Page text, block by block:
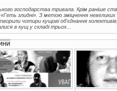
господарства тривала. Крім раніше
злидні». З метою зміцнення
чотири кущові об'єднання
в кущ у складі трьох...